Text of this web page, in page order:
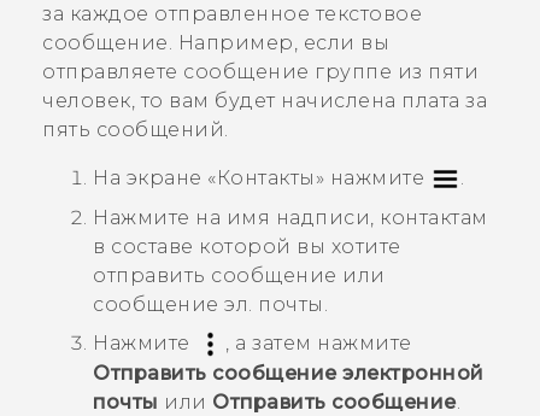
за каждое отправленное текстовое
сообщение. Например, если вы
отправляете сообщение группе из пяти
человек, то вам будет начислена плата за
пять сообщений.
На экране «Контакты » нажмите
.
Нажмите на имя надписи, контактам
в составе которой вы хотите
отправить сообщение или
сообщение эл. почты.
Нажмите
, а затем нажмите
Отправить сообщение электронной
почты или Отправить сообщение.